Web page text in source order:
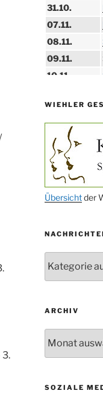
3.
31.10.
07.11.
08.11.
09.11.
10.11.
14.11.
15.11.
15.11.
27.11.
29.11.
06.12.
24.09. bis
10.12.
WIEHLER
Übersichtder
ARCHIV
SOZIALE